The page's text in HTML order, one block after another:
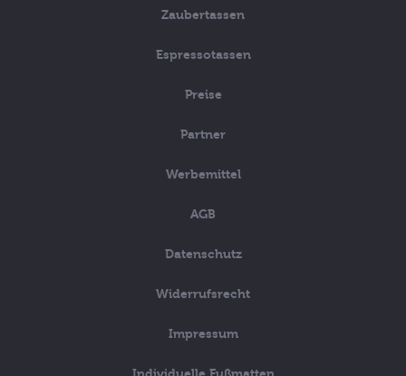
Zaubertassen
Espressotassen
Preise
Partner
Werbemittel
AGB
Datenschutz
Widerrufsrecht
Impressum